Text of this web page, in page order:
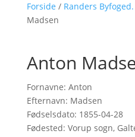
Forside / Randers
Madsen
Anton
Fornavne: Anton
Efternavn: Madsen
Fødselsdato: 1855-04-28
Fødested: Vorup sogn,